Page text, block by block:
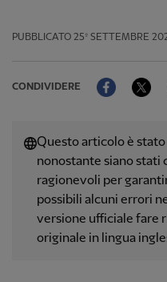
PUBBLICATO 25º SETTEMBRE
CONDIVIDERE
Questo articolo è
nonostante siano
ragionevoli per
possibili alcuni errori
versione ufficiale fare
originale in lingua